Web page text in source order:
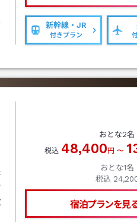
新幹線・JR
付きプラン
おとな2名
税込 48,400 円 〜
おとな1名
税込
宿泊プランを見